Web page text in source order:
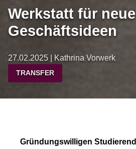
Werkstatt für neue
Geschäftsideen
27.02.2025 | Kathrina Vorwerk
TRANSFER
Gründungswilligen